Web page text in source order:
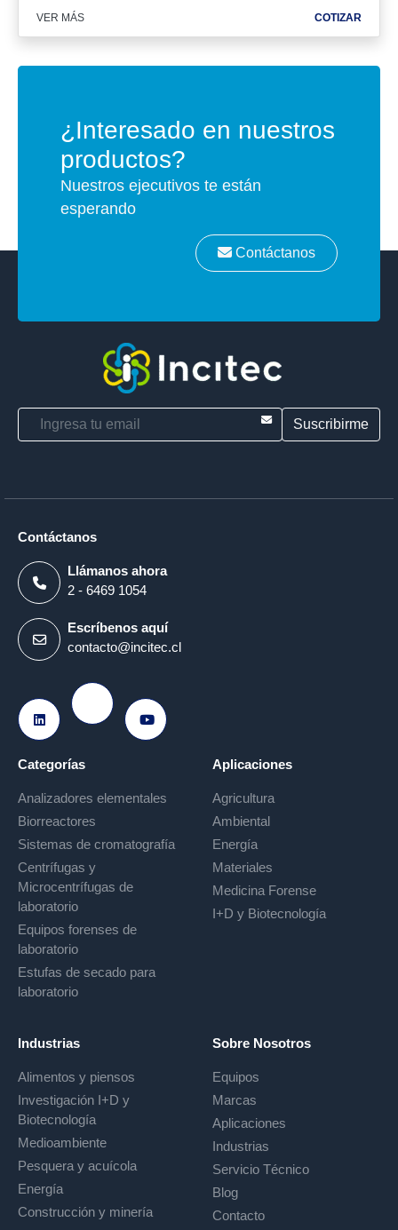
VER MÁS COTIZAR
¿Interesado en nuestros
productos?
Nuestros ejecutivos te están
esperando
Contáctanos
E-mail
Contáctanos
Llámanos ahora
2 - 6469 1054
Escríbenos aquí
contacto@incitec.cl
Ir a LinkedIn
Ir a Instagram
Ir a Youtube
Categorías
Analizadores elementales
Biorreactores
Sistemas de cromatografía
Centrífugas y
Microcentrífugas de
laboratorio
Equipos forenses de
laboratorio
Estufas de secado para
laboratorio
Aplicaciones
Agricultura
Ambiental
Energía
Materiales
Medicina Forense
I+D y Biotecnología
Industrias
Alimentos y piensos
Investigación I+D y
Biotecnología
Medioambiente
Pesquera y acuícola
Energía
Construcción y minería
Sobre Nosotros
Equipos
Marcas
Aplicaciones
Industrias
Servicio Técnico
Blog
Contacto